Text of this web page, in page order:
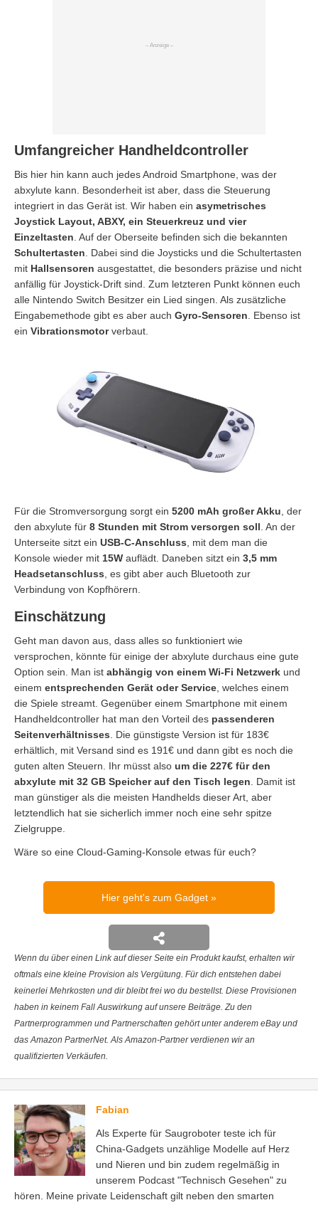
Umfangreicher Handheldcontroller
Bis hier hin kann auch jedes Android Smartphone, was der
abxylute kann. Besonderheit ist aber, dass die Steuerung
integriert in das Gerät ist. Wir haben ein asymetrisches
Joystick Layout, ABXY, ein Steuerkreuz und vier
Einzeltasten. Auf der Oberseite befinden sich die bekannten
Schultertasten. Dabei sind die Joysticks und die Schultertasten
mit Hallsensoren ausgestattet, die besonders präzise und nicht
anfällig für Joystick-Drift sind. Zum letzteren Punkt können euch
alle Nintendo Switch Besitzer ein Lied singen. Als zusätzliche
Eingabemethode gibt es aber auch Gyro-Sensoren. Ebenso ist
ein Vibrationsmotorverbaut.
Für die Stromversorgung sorgt ein 5200 mAh großer Akku, der
den abxylute für 8 Stunden mit Strom versorgen soll. An der
Unterseite sitzt ein USB-C-Anschluss, mit dem man die
Konsole wieder mit 15W auflädt. Daneben sitzt ein 3,5 mm
Headsetanschluss, es gibt aber auch Bluetooth zur
Verbindung von Kopfhörern.
Einschätzung
Geht man davon aus, dass alles so funktioniert wie
versprochen, könnte für einige der abxylute durchaus eine gute
Option sein. Man ist abhängig von einem Wi-Fi Netzwerk und
einem entsprechenden Gerät oder Service, welches einem
die Spiele streamt. Gegenüber einem Smartphone mit einem
Handheldcontroller hat man den Vorteil des passenderen
Seitenverhältnisses. Die günstigste Version ist für 183€
erhältlich, mit Versand sind es 191€ und dann gibt es noch die
guten alten Steuern. Ihr müsst also um die 227€ für den
abxylute mit 32 GB Speicher auf den Tisch legen. Damit ist
man günstiger als die meisten Handhelds dieser Art, aber
letztendlich hat sie sicherlich immer noch eine sehr spitze
Zielgruppe.
Wäre so eine Cloud-Gaming-Konsole etwas für euch?
Hier geht's zum Gadget
Wenn du über einen Link auf dieser Seite ein Produkt kaufst, erhalten wir
oftmals eine kleine Provision als Vergütung. Für dich entstehen dabei
keinerlei Mehrkosten und dir bleibt frei wo du bestellst. Diese Provisionen
haben in keinem Fall Auswirkung auf unsere Beiträge. Zu den
Partnerprogrammen und Partnerschaften gehört unter anderem eBay und
das Amazon PartnerNet. Als Amazon-Partner verdienen wir an
qualifizierten Verkäufen.
Fabian
Als Experte für Saugroboter teste ich für
China-Gadgets unzählige Modelle auf Herz
und Nieren und bin zudem regelmäßig in
unserem Podcast "Technisch Gesehen" zu
hören. Meine private Leidenschaft gilt neben den smarten